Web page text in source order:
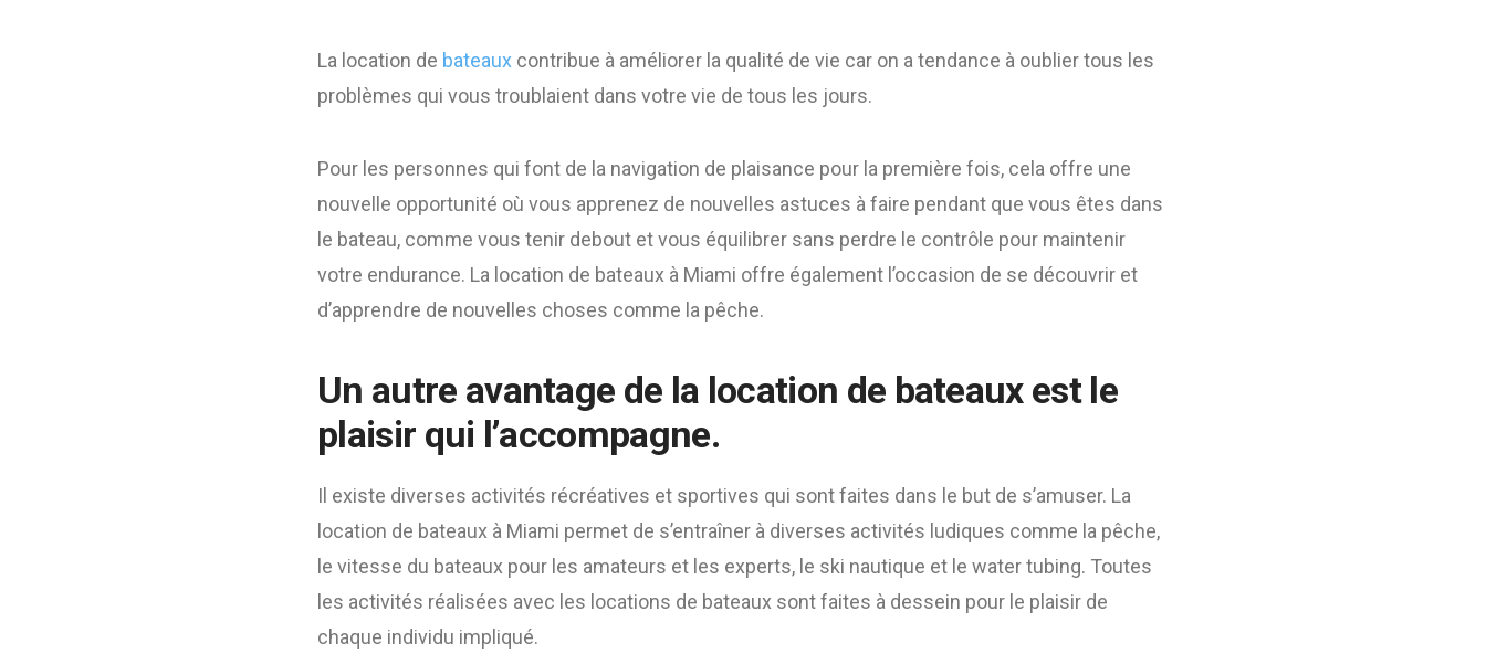
La location de bateaux contribue à améliorer la qualité de vie car on a tendance à oublier tous les
problèmes qui vous troublaient dans votre vie de tous les jours.
Pour les personnes qui font de la navigation de plaisance pour la première fois, cela offre une
nouvelle opportunité où vous apprenez de nouvelles astuces à faire pendant que vous êtes dans
le bateau, comme vous tenir debout et vous équilibrer sans perdre le contrôle pour maintenir
votre endurance. La location de bateaux à Miami offre également l’occasion de se découvrir et
d’apprendre de nouvelles choses comme la pêche.
Un autre avantage de la location de bateaux est le
plaisir qui l’accompagne.
Il existe diverses activités récréatives et sportives qui sont faites dans le but de s’amuser. La
location de bateaux à Miami permet de s’entraîner à diverses activités ludiques comme la pêche,
le vitesse du bateaux pour les amateurs et les experts, le ski nautique et le water tubing. Toutes
les activités réalisées avec les locations de bateaux sont faites à dessein pour le plaisir de
chaque individu impliqué.